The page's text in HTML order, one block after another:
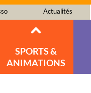
Actualités
SPORTS &
ANIMATIONS